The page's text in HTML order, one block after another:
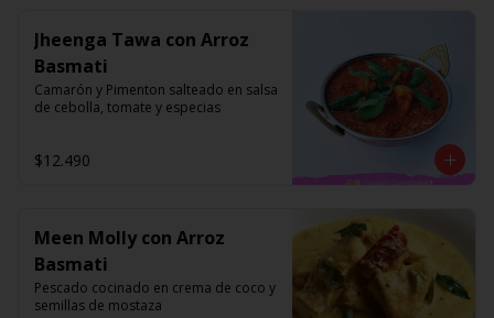
Jheenga Tawa con Arroz
Basmati
Camarón y Pimenton salteado en salsa
de cebolla, tomate y especias
$12.490
Meen Molly con Arroz
Basmati
Pescado cocinado en crema de coco y
semillas de mostaza